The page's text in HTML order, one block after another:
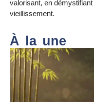
valorisant, en
vieillissement.
À la une